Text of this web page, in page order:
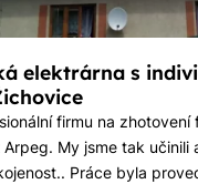
elektrárna s
firmu na zhotovení
My jsme tak učinili
Práce byla